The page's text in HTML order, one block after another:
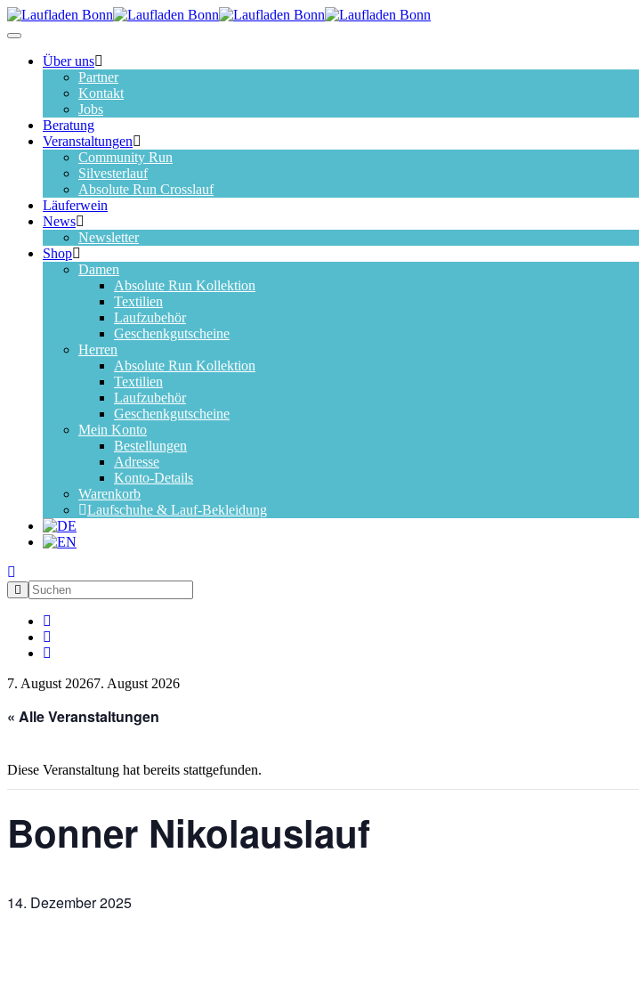
Toggle Navigation
Über uns
Partner
Kontakt
Jobs
Beratung
Veranstaltungen
Community Run
Silvesterlauf
Absolute Run Crosslauf
Läuferwein
News
Newsletter
Shop
Damen
Absolute Run Kollektion
Textilien
Laufzubehör
Geschenkgutscheine
Herren
Absolute Run Kollektion
Textilien
Laufzubehör
Geschenkgutscheine
Mein Konto
Bestellungen
Adresse
Konto-Details
Warenkorb
Laufschuhe & Lauf-Bekleidung
7. August 20267. August 2026
« Alle Veranstaltungen
Diese Veranstaltung hat bereits stattgefunden.
Bonner Nikolauslauf
14. Dezember 2025